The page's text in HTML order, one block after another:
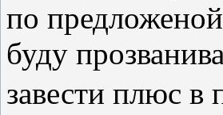
по
буду
завести плюс в